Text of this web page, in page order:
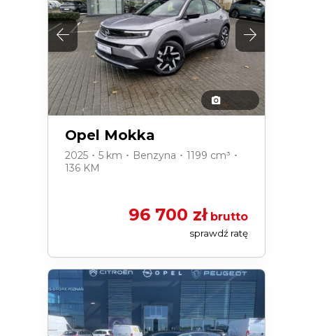
Opel Mokka
2025 ･ 5 km ･ Benzyna ･ 1199 cm³ ･
136 KM
96 700 złbrutto
sprawdź ratę